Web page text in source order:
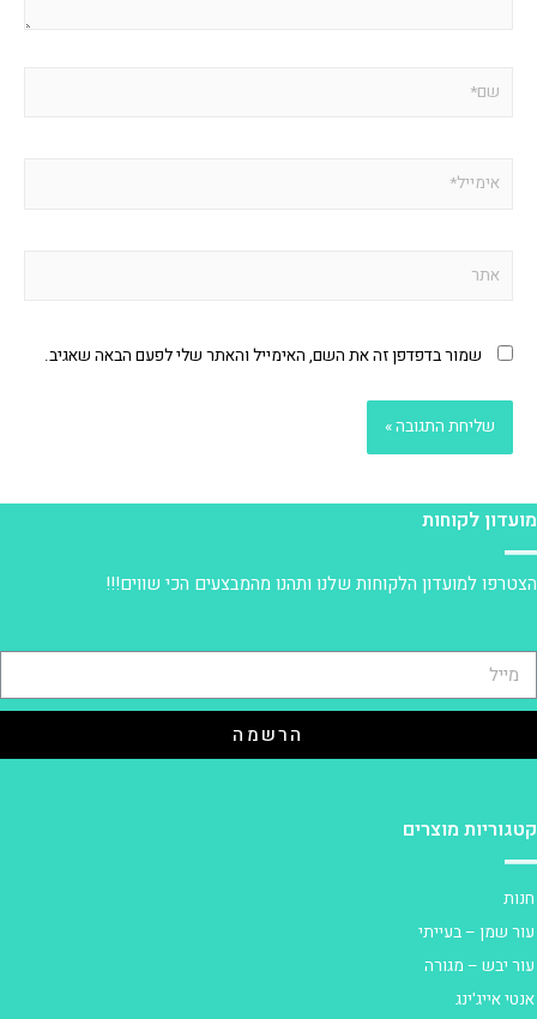
שמור בדפדפן זה את השם, האימייל והאתר שלי לפעם הבאה שאגיב.
לקוחות
למועדון הלקוחות שלנו ותהנו מהמבצעים הכי שווים!!!
הרשמה
מוצרים
שמן – בעייתי
יבש – מגורה
אייג'ינג